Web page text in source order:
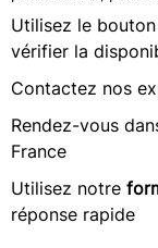
Utilisez le bouton
vérifier la
Contactez nos
Rendez-vous
France
Utilisez notre
réponse rapide